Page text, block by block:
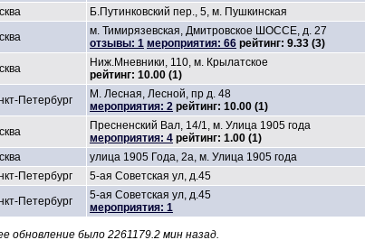
Б.Путинковский пер., 5, м. Пушкинская
м. Тимирязевская, Дмитровское ШОССЕ, д. 27
отзывы: 1 мероприятия: 66 рейтинг: 9.33 (3)
Ниж.Мневники, 110, м. Крылатское
рейтинг: 10.00 (1)
Петербург
M. Лесная, Лесной, пр д. 48
мероприятия: 2 рейтинг: 10.00 (1)
Пресненский Вал, 14/1, м. Улица 1905 года
мероприятия: 4 рейтинг: 1.00 (1)
улица 1905 Года, 2а, м. Улица 1905 года
Петербург 5-ая Советская ул, д.45
Петербург
5-ая Советская ул, д.45
мероприятия: 1
обновление было 2261179.2 мин назад.